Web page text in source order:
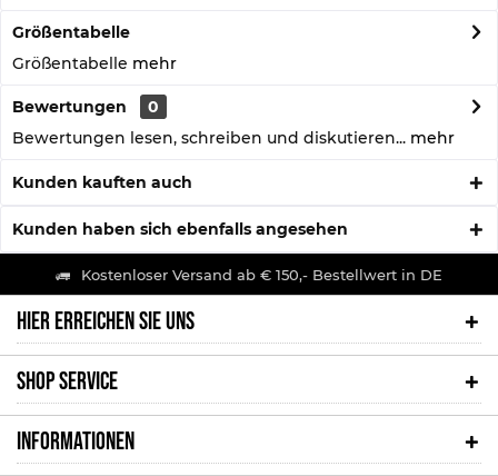
Größentabelle
Größentabelle mehr
Bewertungen
0
Bewertungen lesen, schreiben und diskutieren... mehr
Kunden kauften auch
Kunden haben sich ebenfalls angesehen
Kostenloser Versand ab € 150,- Bestellwert in DE
HIER ERREICHEN SIE UNS
SHOP SERVICE
INFORMATIONEN